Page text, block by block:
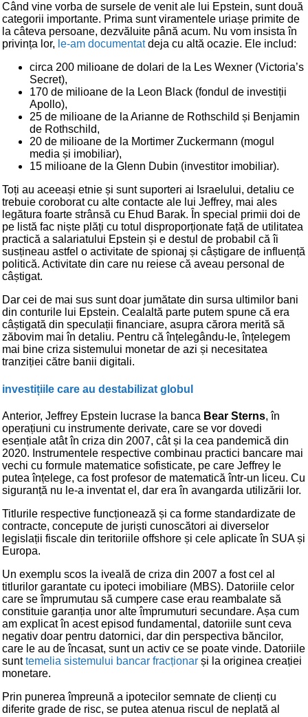
Când vine vorba de sursele de venit ale lui Epstein, sunt două
categorii importante. Prima sunt viramentele uriașe primite de
la câteva persoane, dezvăluite până acum. Nu vom insista în
privința lor, le-am documentatdeja cu altă ocazie. Ele includ:
circa 200 milioane de dolari de la Les Wexner (Victoria’s
Secret),
170 de milioane de la Leon Black (fondul de investiții
Apollo),
25 de milioane de la Arianne de Rothschild și Benjamin
de Rothschild,
20 de milioane de la Mortimer Zuckermann (mogul
media și imobiliar),
15 milioane de la Glenn Dubin (investitor imobiliar).
Toți au aceeași etnie și sunt suporteri ai Israelului, detaliu ce
trebuie coroborat cu alte contacte ale lui Jeffrey, mai ales
legătura foarte strânsă cu Ehud Barak. În special primii doi de
pe listă fac niște plăți cu totul disproporționate față de utilitatea
practică a salariatului Epstein și e destul de probabil că îi
susțineau astfel o activitate de spionaj și câștigare de influență
politică. Activitate din care nu reiese că aveau personal de
câștigat.
Dar cei de mai sus sunt doar jumătate din sursa ultimilor bani
din conturile lui Epstein. Cealaltă parte putem spune că era
câștigată din speculații financiare, asupra cărora merită să
zăbovim mai în detaliu. Pentru că înțelegându-le, înțelegem
mai bine criza sistemului monetar de azi și necesitatea
tranziției către banii digitali.
investițiile care au destabilizat globul
Anterior, Jeffrey Epstein lucrase la banca Bear Sterns, în
operațiuni cu instrumente derivate, care se vor dovedi
esențiale atât în criza din 2007, cât și la cea pandemică din
2020. Instrumentele respective combinau practici bancare mai
vechi cu formule matematice sofisticate, pe care Jeffrey le
putea înțelege, ca fost profesor de matematică într-un liceu. Cu
siguranță nu le-a inventat el, dar era în avangarda utilizării lor.
Titlurile respective funcționează și ca forme standardizate de
contracte, concepute de juriști cunoscători ai diverselor
legislații fiscale din teritoriile offshore și cele aplicate în SUA și
Europa.
Un exemplu scos la iveală de criza din 2007 a fost cel al
titlurilor garantate cu ipoteci imobiliare (MBS). Datoriile celor
care se împrumutau să cumpere case erau reambalate să
constituie garanția unor alte împrumuturi secundare. Așa cum
am explicat în acest episod fundamental, datoriile sunt ceva
negativ doar pentru datornici, dar din perspectiva băncilor,
care le au de încasat, sunt un activ ce se poate vinde. Datoriile
sunttemelia sistemului bancar fracționar și la originea creației
monetare.
Prin punerea împreună a ipotecilor semnate de clienți cu
diferite grade de risc, se putea atenua riscul de neplată al